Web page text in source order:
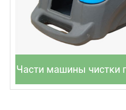
Части машины чистки